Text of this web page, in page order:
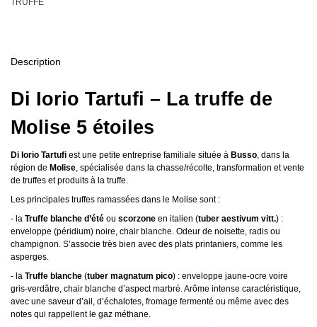
Description
Di Iorio Tartufi – La truffe de
Molise 5 étoiles
Di Iorio Tartufi est une petite entreprise familiale située à Busso , dans la
région de Molise , spécialisée dans la chasse/récolte, transformation et vente
de truffes et produits à la truffe.
Les principales truffes ramassées dans le Molise sont :
- la Truffe blanche d’été ou scorzone en italien (tuber aestivum vitt.) :
enveloppe (péridium) noire, chair blanche. Odeur de noisette, radis ou
champignon. S’associe très bien avec des plats printaniers, comme les
asperges.
- la Truffe blanche (tuber magnatum pico) : enveloppe jaune-ocre voire
gris-verdâtre, chair blanche d’aspect marbré. Arôme intense caractéristique,
avec une saveur d’ail, d’échalotes, fromage fermenté ou même avec des
notes qui rappellent le gaz méthane.